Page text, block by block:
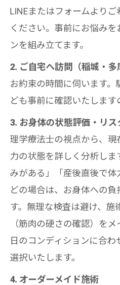
LINEまたはフォームより
ください。事前にお悩み
ンを組み立てます。
2. ご自宅へ訪問（稲城・多
お約束の時間に伺います。
ども事前に確認いたします
3. お身体の状態評価・リス
理学療法士の視点から、
力の状態を詳しく分析しま
みがある」「産後直後で
どの場合は、お身体への負
す。無理な検査は避け、施
（筋肉の硬さの確認）を
日のコンディションに合
選択いたします。
4. オーダーメイド施術